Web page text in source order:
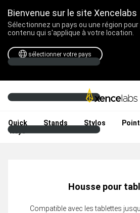
Bienvenue sur le site Xencelabs
Sélectionnez un pays ou une région
contenu qui s'applique à votre location.
sélectionner votre pays
Tablettes et
Quick
Keys
Stands Stylos
Housse pour
Compatible avec les tablettes